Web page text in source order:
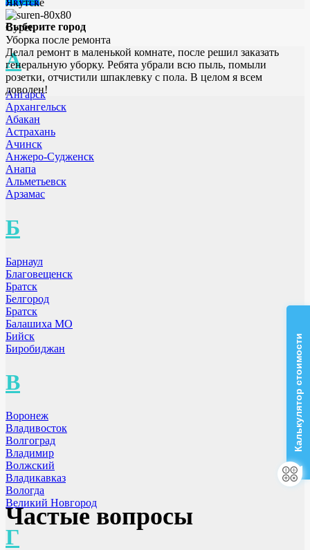
Выберите город
А
Ангарск
Архангельск
Абакан
Астрахань
Ачинск
Анжеро-Судженск
Анапа
Альметьевск
Арзамас
Б
Барнаул
Благовещенск
Братск
Белгород
Братск
Балашиха МО
Бийск
Биробиджан
В
Воронеж
Владивосток
Волгоград
Владимир
Волжский
Владикавказ
Вологда
Великий Новгород
Г
Якутске
Сурен
Уборка после ремонта
Делал ремонт в маленькой комнате, после решил заказать
генеральную уборку. Ребята убрали всю пыль, помыли
розетки, отчистили шпаклевку с пола. В целом я всем
доволен!
Частые вопросы
Калькулятор стоимости